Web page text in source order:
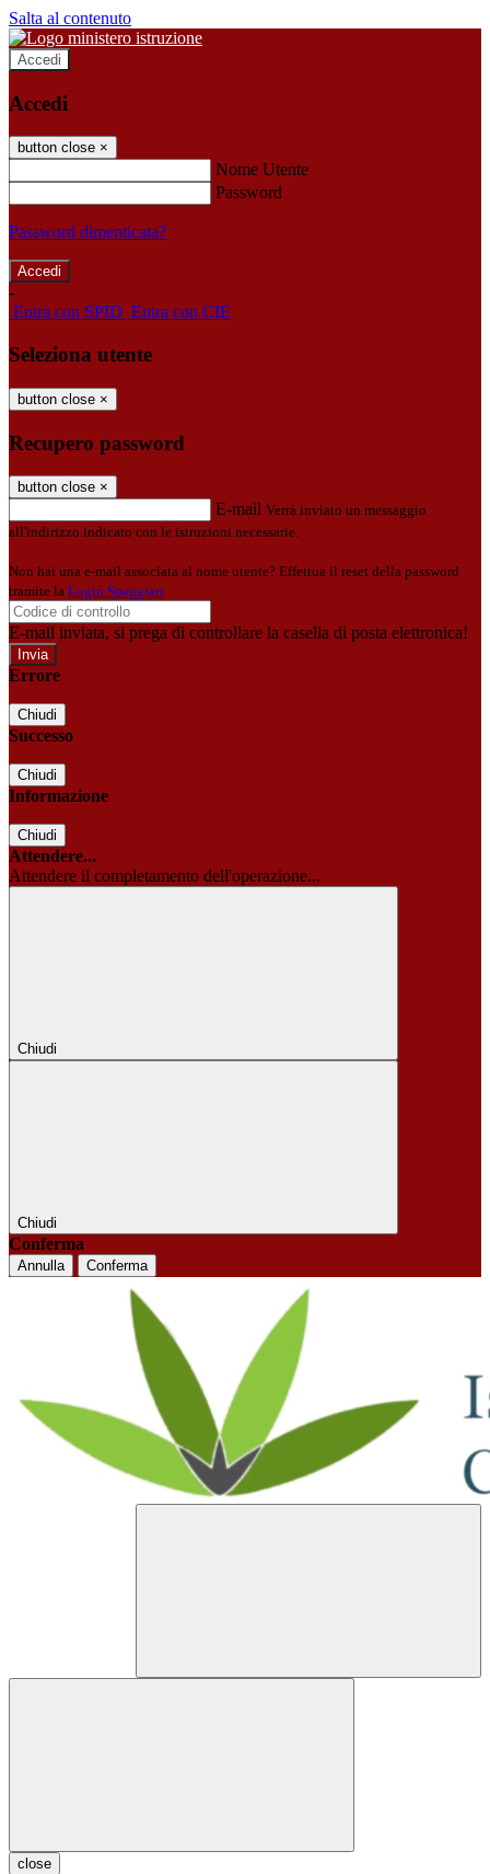
Salta al contenuto
Accedi
Accedi
button close ×
Nome Utente
Password
Password dimenticata?
-
Entra con SPID Entra con CIE
Seleziona utente
button close ×
Recupero password
button close ×
E-mail Verrà inviato un messaggio
all'indirizzo indicato con le istruzioni necessarie.
Non hai una e-mail associata al nome utente? Effettua il reset della password
tramite la Login Spaggiari
E-mail inviata, si prega di controllare la casella di posta elettronica!
Errore
Chiudi
Successo
Chiudi
Informazione
Chiudi
Attendere...
Attendere il completamento dell'operazione...
Chiudi
Chiudi
Conferma
Annulla Conferma
close